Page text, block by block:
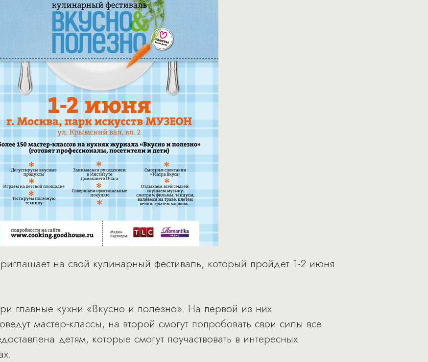
на свой кулинарный фестиваль, который пройдет 1-2 июня
главные кухни «Вкусно и полезно». На первой из них
мастер-классы, на второй смогут попробовать свои силы все
детям, которые смогут поучаствовать в интересных